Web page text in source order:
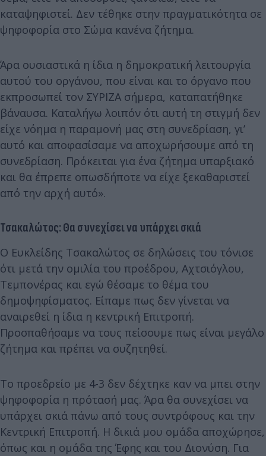
καταψηφιστεί. Δεν τέθηκε στην πραγματικότητα σε
ψηφοφορία στο Σώμα κανένα ζήτημα.
Άρα ουσιαστικά η ίδια η δημοκρατική λειτουργία
αυτού του οργάνου, που είναι και το όργανο που
εκπροσωπεί τον ΣΥΡΙΖΑ σήμερα, καταπατήθηκε
βάναυσα. Καταλήγω λοιπόν ότι αυτή τη στιγμή δεν
είχε νόημα η παραμονή μας στη συνεδρίαση, γι’
αυτό και αποφασίσαμε να αποχωρήσουμε από τη
συνεδρίαση. Πρόκειται για ένα ζήτημα υπαρξιακό
και θα έπρεπε οπωσδήποτε να είχε ξεκαθαριστεί
από την αρχή αυτό».
Τσακαλώτος: Θα συνεχίσει να υπάρχει σκιά
Ο Ευκλείδης Τσακαλώτος σε δηλώσεις του τόνισε
ότι μετά την ομιλία του προέδρου, Αχτσιόγλου,
Τεμπονέρας και εγώ θέσαμε το θέμα του
δημοψηφίσματος. Είπαμε πως δεν γίνεται να
αναιρεθεί η ίδια η κεντρική Επιτροπή.
Προσπαθήσαμε να τους πείσουμε πως είναι μεγάλο
ζήτημα και πρέπει να συζητηθεί.
Το προεδρείο με 4-3 δεν δέχτηκε καν να μπει στην
ψηφοφορία η πρότασή μας. Άρα θα συνεχίσει να
υπάρχει σκιά πάνω από τους συντρόφους και την
Κεντρική Επιτροπή. Η δικιά μου ομάδα αποχώρησε,
όπως και η ομάδα της Έφης και του Διονύση. Για